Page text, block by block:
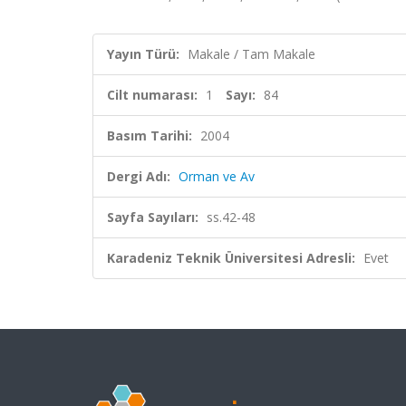
Yayın Türü: Makale / Tam Makale
Cilt numarası: 1 Sayı: 84
Basım Tarihi: 2004
Dergi Adı: Orman ve Av
Sayfa Sayıları: ss.42-48
Karadeniz Teknik Üniversitesi Adresli: Evet